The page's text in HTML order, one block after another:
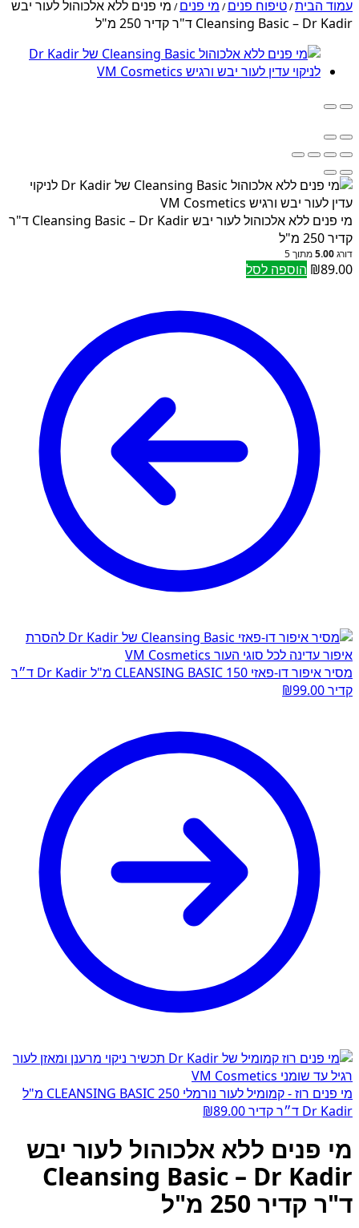
עמוד הבית/טיפוח פנים/ מי פנים/ מי פנים ללא אלכוהול לעור יבש
Cleansing Basic – Dr Kadir ד"ר קדיר 250 מ"ל
מי פנים ללא אלכוהול לעור יבש Cleansing Basic – Dr Kadir ד"ר
קדיר 250 מ"ל
דורג5.00מתוך 5
₪89.00 הוספה לסל
מסיר איפור דו-פאזי CLEANSING BASIC 150 מ"ל Dr Kadir ד״ר
קדיר
₪99.00
מי פנים רוז - קמומיל לעור נורמלי CLEANSING BASIC 250 מ"ל
Dr Kadir ד״ר קדיר
₪89.00
מי פנים ללא אלכוהול לעור יבש
Cleansing Basic – Dr Kadir
ד"ר קדיר 250 מ"ל